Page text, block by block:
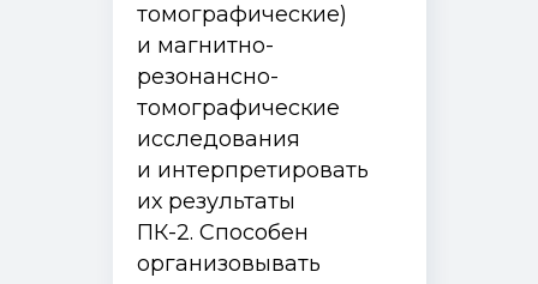
томографические)
и магнитно-
резонансно-
томографические
исследования
и интерпретировать
их результаты
ПК-2. Способен
организовывать